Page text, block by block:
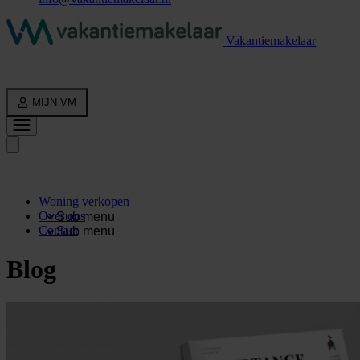
Vakantiemakelaar
MIJN VM
Woning verkopen
Sub menu
Over ons
Sub menu
Contact
Blog